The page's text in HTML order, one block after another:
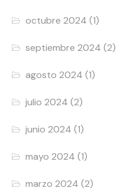
octubre 2024 (1)
septiembre 2024 (2)
agosto 2024 (1)
julio 2024 (2)
junio 2024 (1)
mayo 2024 (1)
marzo 2024 (2)